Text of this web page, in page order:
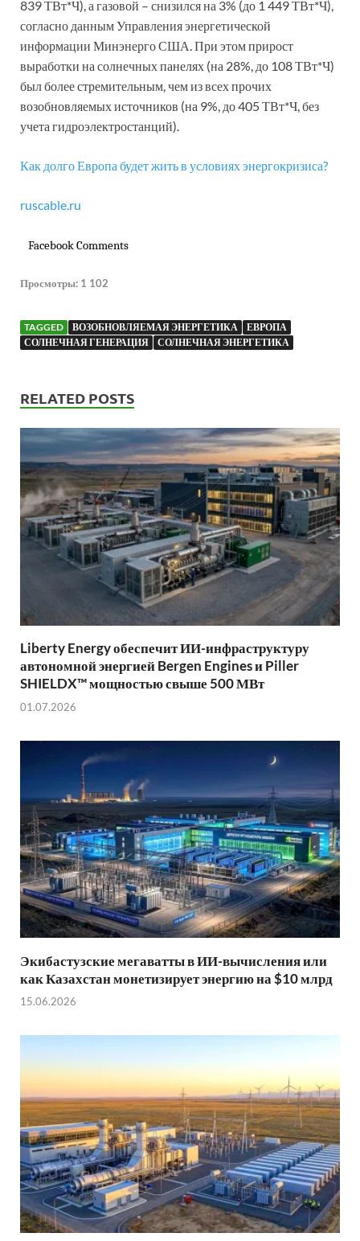
839 ТВт*Ч), а газовой – снизился на 3% (до 1 449 ТВт*Ч),
согласно данным Управления энергетической
информации Минэнерго США. При этом прирост
выработки на солнечных панелях (на 28%, до 108 ТВт*Ч)
был более стремительным, чем из всех прочих
возобновляемых источников (на 9%, до 405 ТВт*Ч, без
учета гидроэлектростанций).
Как долго Европа будет жить в условиях энергокризиса?
ruscable.ru
Facebook Comments
Просмотры: 1 102
TAGGED ВОЗОБНОВЛЯЕМАЯ ЭНЕРГЕТИКА
ЕВРОПА
СОЛНЕЧНАЯ ГЕНЕРАЦИЯ
СОЛНЕЧНАЯ ЭНЕРГЕТИКА
RELATED POSTS
Liberty Energy обеспечит ИИ-инфраструктуру
автономной энергией Bergen Engines и Piller
SHIELDX™ мощностью свыше 500 МВт
01.07.2026
Экибастузские мегаватты в ИИ-вычисления или
как Казахстан монетизирует энергию на $10 млрд
15.06.2026